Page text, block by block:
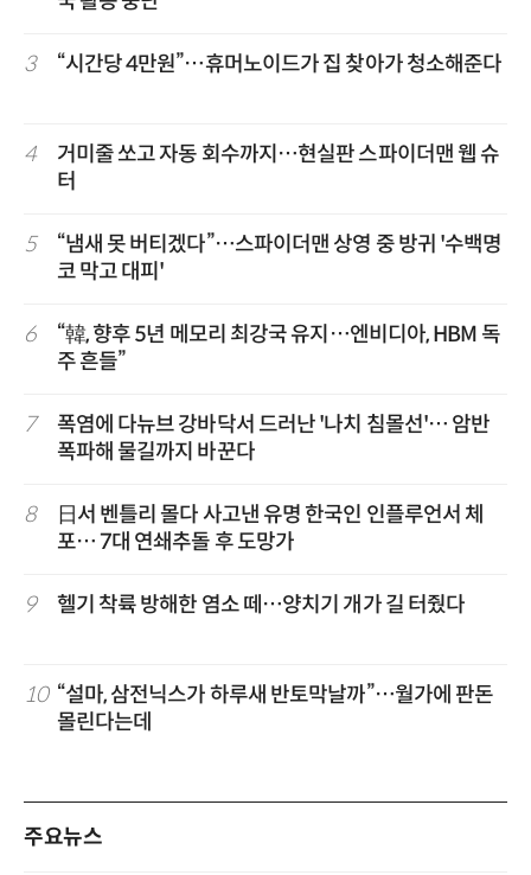
3 “시간당 4만원”…휴머노이드가 집 찾아가 청소해준다
4
거미줄 쏘고 자동 회수까지…현실판 스파이더맨 웹 슈
터
5
“냄새 못 버티겠다”…스파이더맨 상영 중 방귀 '수백명
코 막고 대피'
6
“韓, 향후 5년 메모리 최강국 유지…엔비디아, HBM 독
주 흔들”
7
폭염에 다뉴브 강바닥서 드러난 '나치 침몰선'… 암반
폭파해 물길까지 바꾼다
8
日서 벤틀리 몰다 사고낸 유명 한국인 인플루언서 체
포… 7대 연쇄추돌 후 도망가
9 헬기 착륙 방해한 염소 떼…양치기 개가 길 터줬다
10 “설마, 삼전닉스가 하루새 반토막날까”…월가에 판돈
몰린다는데
주요뉴스